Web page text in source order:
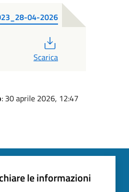
04-2026
Scarica
: 30 aprile 2026, 12:47
le informazioni